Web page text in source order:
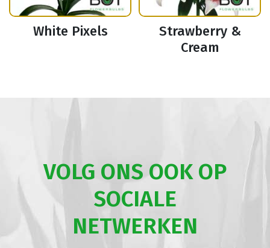
White Pixels
Strawberry &
Cream
VOLG ONS OOK OP
SOCIALE
NETWERKEN